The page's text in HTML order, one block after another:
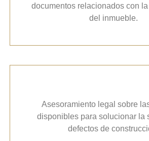
documentos relacionados con
del inmueble.
Asesoramiento legal sobre
disponibles para solucionar la
defectos de